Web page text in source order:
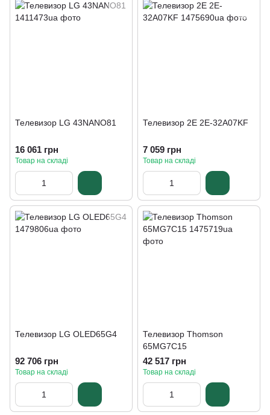
Телевизор LG 43NANO81
16 061 грн
Товар на складі
Телевизор 2E 2E-32A07KF
7 059 грн
Товар на складі
Телевизор LG OLED65G4
92 706 грн
Товар на складі
Телевизор Thomson
65MG7C15
42 517 грн
Товар на складі